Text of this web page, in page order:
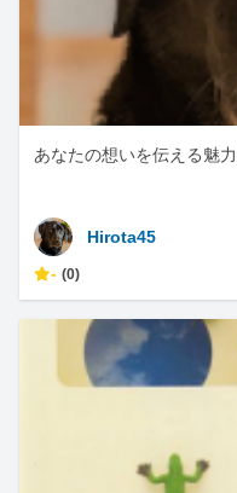
あなたの想いを伝える魅
Hirota45
- (0)